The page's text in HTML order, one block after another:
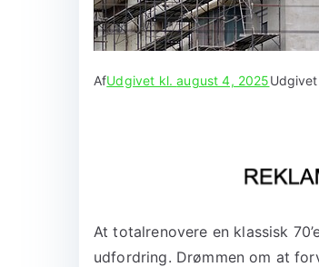
AfUdgivet kl.august 4, 2025
At totalrenovere en klassisk
udfordring. Drømmen om at